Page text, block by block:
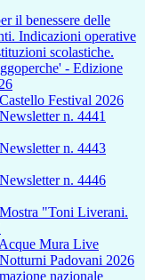
il benessere delle
Indicazioni operative
scolastiche.
- Edizione
Festival 2026
n. 4441
n. 4443
n. 4446
"Toni Liverani.
Mura Live
Padovani 2026
nazionale